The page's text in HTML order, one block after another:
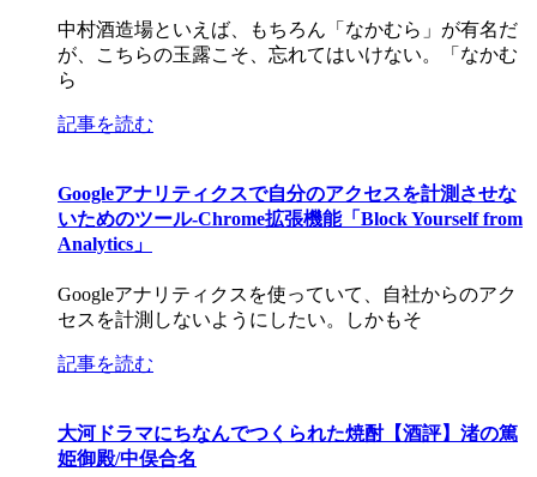
中村酒造場といえば、もちろん「なかむら」が有名だ
が、こちらの玉露こそ、忘れてはいけない。「なかむ
ら
記事を読む
Googleアナリティクスで自分のアクセスを計測させな
いためのツール-Chrome拡張機能「Block Yourself from
Analytics」
Googleアナリティクスを使っていて、自社からのアク
セスを計測しないようにしたい。しかもそ
記事を読む
大河ドラマにちなんでつくられた焼酎【酒評】渚の篤
姫御殿/中俣合名